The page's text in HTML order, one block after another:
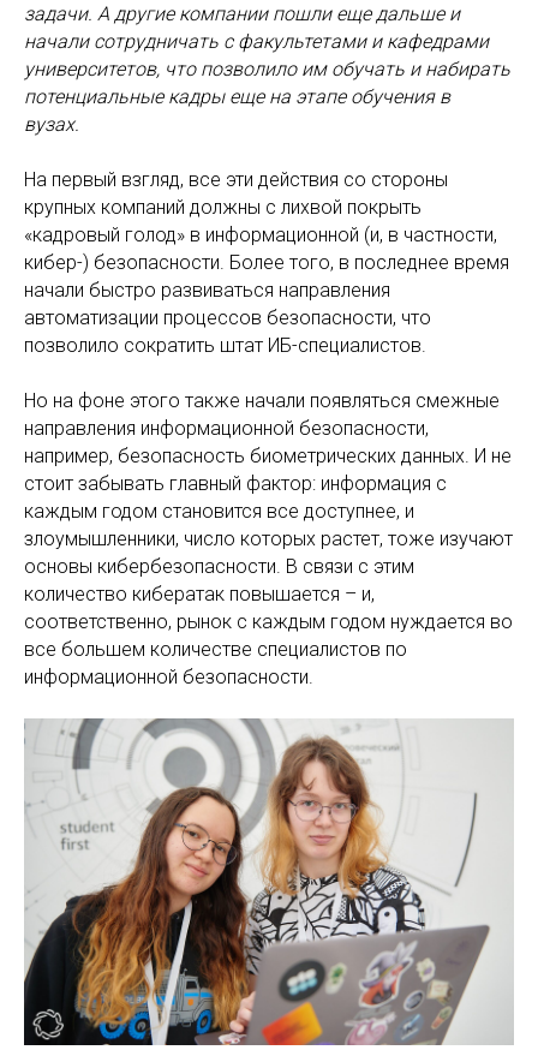
задачи. А другие компании пошли еще дальше и
начали сотрудничать с факультетами и кафедрами
университетов, что позволило им обучать и набирать
потенциальные кадры еще на этапе обучения в
вузах.
На первый взгляд, все эти действия со стороны
крупных компаний должны с лихвой покрыть
«кадровый голод» в информационной (и, в частности,
кибер-) безопасности. Более того, в последнее время
начали быстро развиваться направления
автоматизации процессов безопасности, что
позволило сократить штат ИБ-специалистов.
Но на фоне этого также начали появляться смежные
направления информационной безопасности,
например, безопасность биометрических данных. И не
стоит забывать главный фактор: информация с
каждым годом становится все доступнее, и
злоумышленники, число которых растет, тоже изучают
основы кибербезопасности. В связи с этим
количество кибератак повышается – и,
соответственно, рынок с каждым годом нуждается во
все большем количестве специалистов по
информационной безопасности.